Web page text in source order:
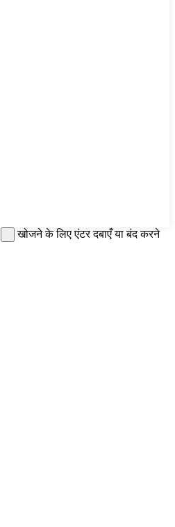
खोजने के लिए एंटर दबाएँ या बंद करने